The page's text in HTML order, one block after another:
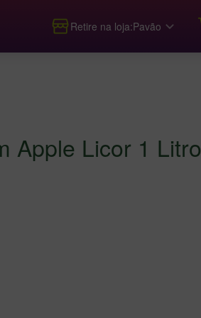
Retire na loja:Pavão
Apple Licor 1 Litro